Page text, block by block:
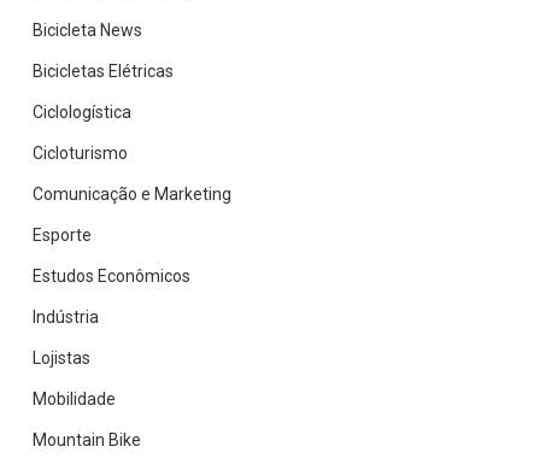
Bicicleta News
Bicicletas Elétricas
Ciclologística
Cicloturismo
Comunicação e Marketing
Esporte
Estudos Econômicos
Indústria
Lojistas
Mobilidade
Mountain Bike